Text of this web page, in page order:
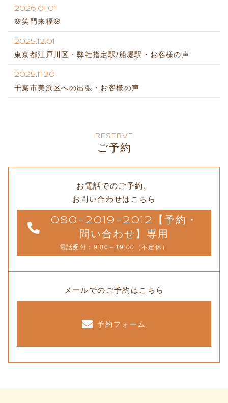
2026.01.01
🌸笑門来福🌸
2025.12.01
東京都江戸川区・弊社指定駅/船堀駅・お客様の声
2025.11.30
千葉市美浜区への出張・お客様の声
RESERVE
ご予約
お電話でのご予約、
お問い合わせはこちら
080-2019-2012【予約・
問い合わせ】専用
電話受付：9:00～19:00（不定休）
メールでのご予約はこちら
予約フォーム